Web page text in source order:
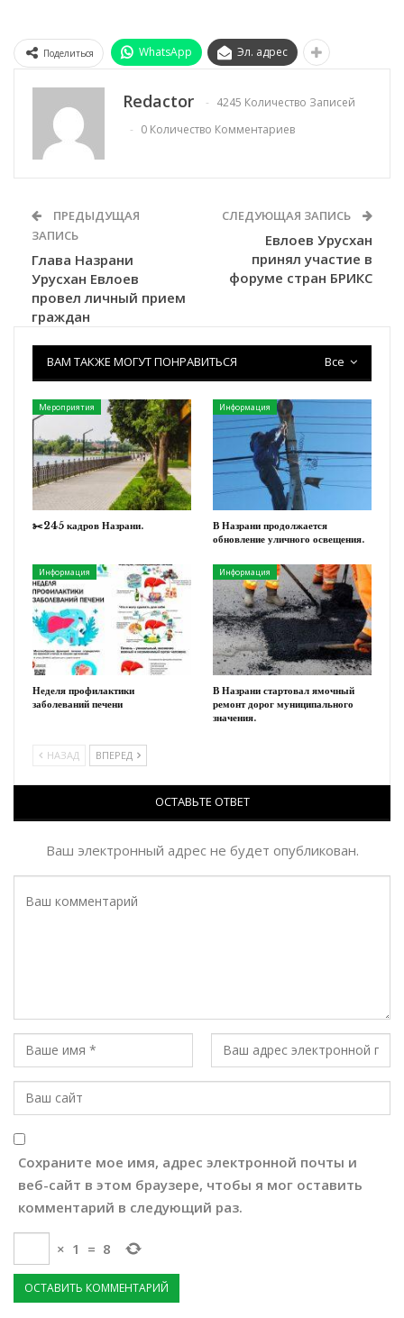
Поделиться WhatsApp Эл. адрес
Redactor
4245 Количество Записей
0 Количество Комментариев
ПРЕДЫДУЩАЯ
ЗАПИСЬ
Глава Назрани
Урусхан Евлоев
провел личный прием
граждан
СЛЕДУЮЩАЯ ЗАПИСЬ
Евлоев Урусхан
принял участие в
форуме стран БРИКС
Все
ВАМ ТАКЖЕ МОГУТ ПОНРАВИТЬСЯ
Мероприятия
✂️245 кадров Назрани.
Информация
В Назрани продолжается
обновление уличного освещения.
Информация
Неделя профилактики
заболеваний печени
Информация
В Назрани стартовал ямочный
ремонт дорог муниципального
значения.
НАЗАД ВПЕРЕД
ОСТАВЬТЕ ОТВЕТ
Ваш электронный адрес не будет опубликован.
Сохраните мое имя, адрес электронной почты и
веб-сайт в этом браузере, чтобы я мог оставить
комментарий в следующий раз.
× 1 = 8